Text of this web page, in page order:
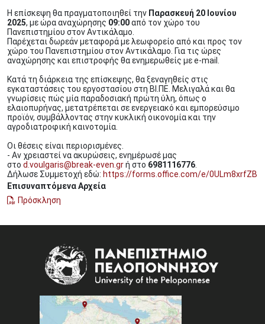
Η επίσκεψη θα πραγματοποιηθεί την Παρασκευή 20 Ιουνίου
2025, με ώρα αναχώρησης 09:00από τον χώρο του
Πανεπιστημίου στον Αντικάλαμο.
Παρέχεται δωρεάν μεταφορά με λεωφορείο από και προς τον
χώρο του Πανεπιστημίου στον Αντικάλαμο. Για τις ώρες
αναχώρησης και επιστροφής θα ενημερωθείς με e-mail.
Κατά τη διάρκεια της επίσκεψης, θα ξεναγηθείς στις
εγκαταστάσεις του εργοστασίου στη ΒΙ.ΠΕ. Μελιγαλά και θα
γνωρίσεις πώς μία παραδοσιακή πρώτη ύλη, όπως ο
ελαιοπυρήνας, μετατρέπεται σε ενεργειακό και εμπορεύσιμο
προϊόν, συμβάλλοντας στην κυκλική οικονομία και την
αγροδιατροφική καινοτομία.
Οι θέσεις είναι περιορισμένες.
- Αν χρειαστεί να ακυρώσεις, ενημέρωσέ μας
στο d.voulgaris@break-even.grή στο 6981116776.
Δήλωσε Συμμετοχή εδώ: https://forms.office.com/e/0ULm8xrfZB
Επισυναπτόμενα Αρχεία
Πρόσκληση